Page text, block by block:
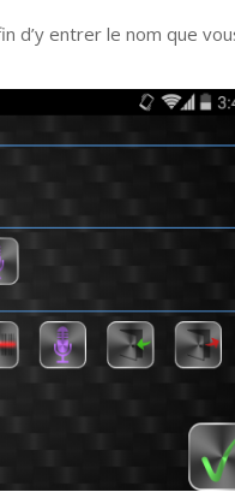
d’y entrer le nom que